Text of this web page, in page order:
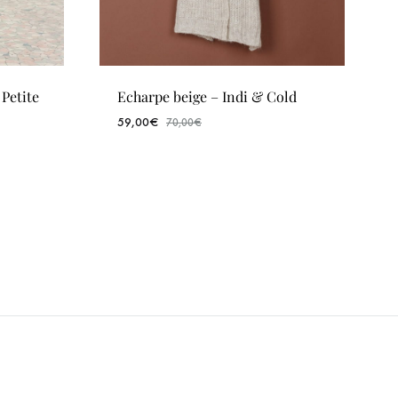
Echarpe beige – Indi & Cold
59,00€ 70,00€